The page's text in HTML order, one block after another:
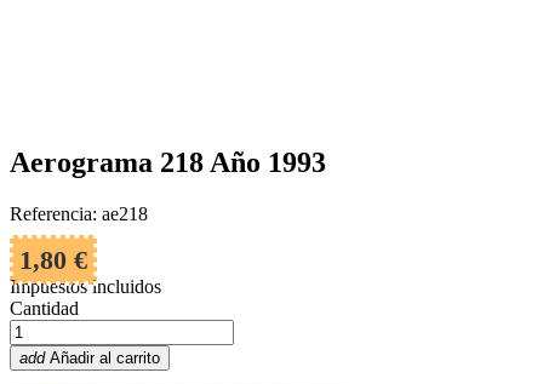
Aerograma 218 Año 1993
Referencia: ae218
1,80 €
Impuestos incluidos
Cantidad
add Añadir al carrito